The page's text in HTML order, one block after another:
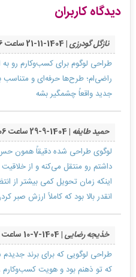
دیدگاه کاربران
نازگل گودرزی| 1404-11-21 ساعت 16:47:46
طراحی لوگوم برای کسب‌وکارم رو
راضی‌ام؛ طرح‌ها حرفه‌ای و متناسب
جدید واقعاً چشمگیر بشه
حمید طایفه | 1404-9-29 ساعت 11:30:06
لوگوی طراحی شده دقیقاً همون
داشتم رو منتقل می‌کنه و از
اینکه زمان تحویل کمی بیشتر از
انقدر بالا بود که کاملاً ارزش صبر
خذیجه رضایی| 1404-7-10 ساعت 14:14:53
طراحی لوگویی که برای برند
که تو ذهنم بود و هویت